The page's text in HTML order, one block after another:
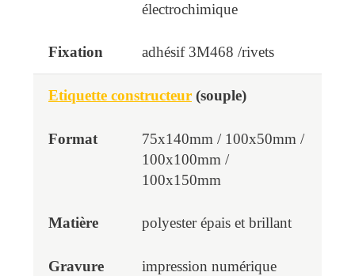
électrochimique
adhésif 3M468 /rivets
Etiquette constructeur (souple)
75x140mm / 100x50mm /
100x100mm /
100x150mm
polyester épais et brillant
impression numérique